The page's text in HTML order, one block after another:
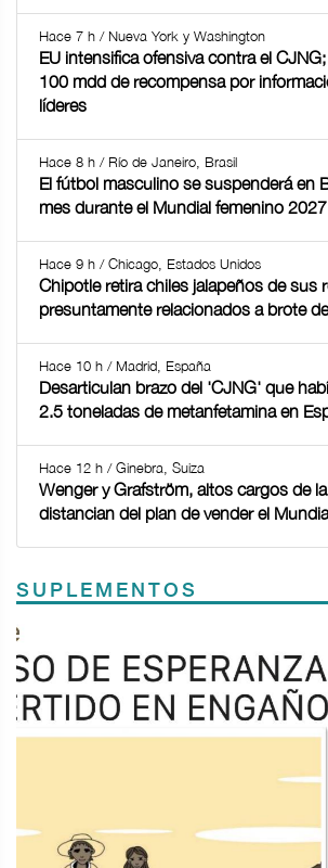
Hace 7 h / Nueva York y Washington
EU intensifica ofensiva contra el
100 mdd de recompensa por
líderes
Hace 8 h / Río de Janeiro, Brasil
El fútbol masculino se suspenderá en
mes durante el Mundial femenino 2027
Hace 9 h / Chicago, Estados Unidos
Chipotle retira chiles jalapeños de sus
presuntamente relacionados a brote
Hace 10 h / Madrid, España
Desarticulan brazo del 'CJNG' que
2.5 toneladas de metanfetamina en
Hace 12 h / Ginebra, Suiza
Wenger y Grafström, altos cargos de
distancian del plan de vender el
SUPLEMENTOS